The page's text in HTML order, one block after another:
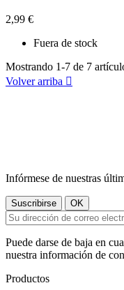
2,99 €
Fuera de stock
Mostrando 1-7 de 7
Volver arriba 
Infórmese de nuestras
Puede darse de baja en
nuestra información de
Productos